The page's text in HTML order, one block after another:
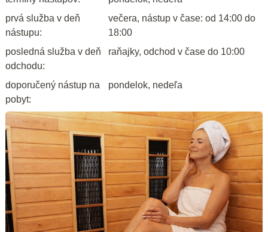
prvá služba v deň
nástupu:
večera, nástup v čase: od 14:00 do
18:00
posledná služba v deň
odchodu:
raňajky, odchod v čase do 10:00
doporučený nástup na
pobyt:
pondelok, nedeľa